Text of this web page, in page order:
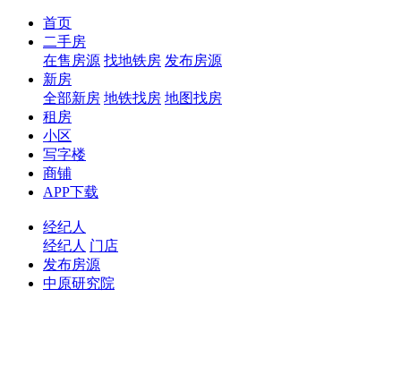
首页
二手房
在售房源 找地铁房 发布房源
新房
全部新房 地铁找房 地图找房
租房
小区
写字楼
商铺
APP下载
经纪人
经纪人 门店
发布房源
中原研究院